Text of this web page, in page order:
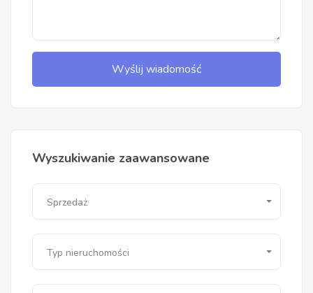
Wyślij wiadomość
Wyszukiwanie zaawansowane
Sprzedaż
Typ nieruchomości